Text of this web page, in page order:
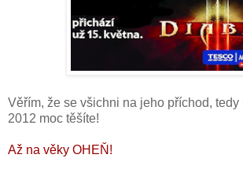
Věřím, že se všichni na jeho příchod, tedy
2012 moc těšíte!
Až na věky OHEŇ!